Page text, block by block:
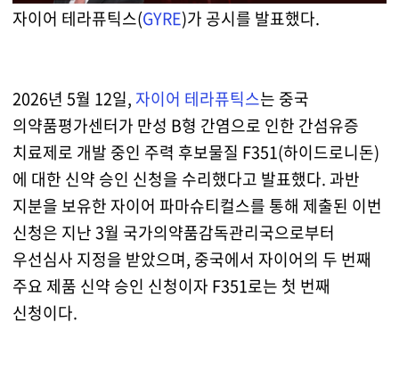
자이어 테라퓨틱스(GYRE)가 공시를 발표했다.
2026년 5월 12일, 자이어 테라퓨틱스는 중국
의약품평가센터가 만성 B형 간염으로 인한 간섬유증
치료제로 개발 중인 주력 후보물질 F351(하이드로니돈)
에 대한 신약 승인 신청을 수리했다고 발표했다. 과반
지분을 보유한 자이어 파마슈티컬스를 통해 제출된 이번
신청은 지난 3월 국가의약품감독관리국으로부터
우선심사 지정을 받았으며, 중국에서 자이어의 두 번째
주요 제품 신약 승인 신청이자 F351로는 첫 번째
신청이다.